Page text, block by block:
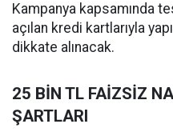
Kampanya kapsamında
açılan kredi kartlarıyla
dikkate alınacak.
25 BİN TL FAİZSİZ
ŞARTLARI